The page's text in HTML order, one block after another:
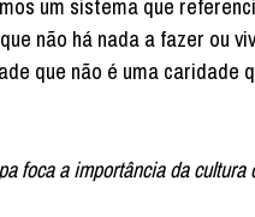
um sistema que
não há nada a fazer ou
que não é uma caridade
foca a importância da